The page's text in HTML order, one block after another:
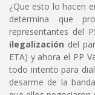
¿Que esto lo hacen
determina que
representantes del
ilegalización del
ETA) y ahora el PP
todo intento para
desarme de la